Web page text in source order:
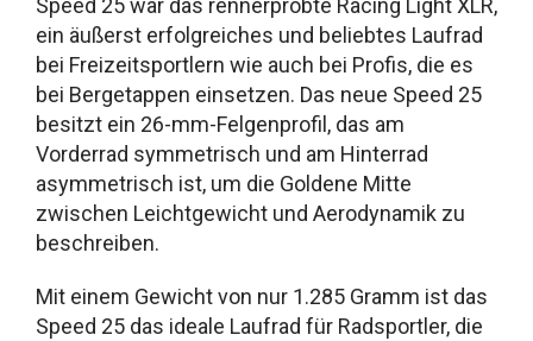
Speed 25 war das rennerprobte Racing Light XLR,
ein äußerst erfolgreiches und beliebtes Laufrad
bei Freizeitsportlern wie auch bei Profis, die es
bei Bergetappen einsetzen. Das neue Speed 25
besitzt ein 26-mm-Felgenprofil, das am
Vorderrad symmetrisch und am Hinterrad
asymmetrisch ist, um die Goldene Mitte
zwischen Leichtgewicht und Aerodynamik zu
beschreiben.
Mit einem Gewicht von nur 1.285 Gramm ist das
Speed 25 das ideale Laufrad für Radsportler, die